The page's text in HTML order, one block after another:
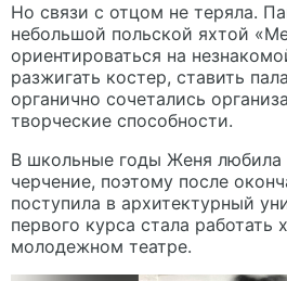
Но связи с отцом не теряла.
небольшой польской яхтой
ориентироваться на
разжигать костер, ставить
органично сочетались
творческие способности.
В школьные годы Женя любила
черчение, поэтому после
поступила в архитектурный
первого курса стала работать
молодежном театре.